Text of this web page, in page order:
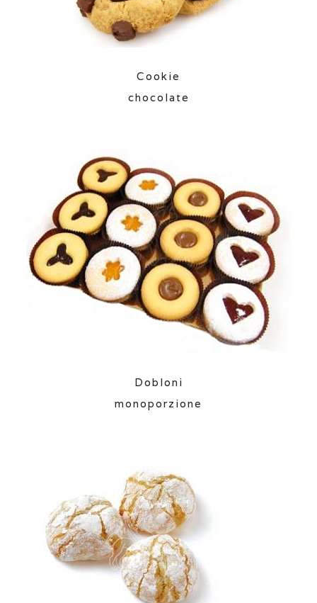
Cookie
chocolate
Dobloni
monoporzione